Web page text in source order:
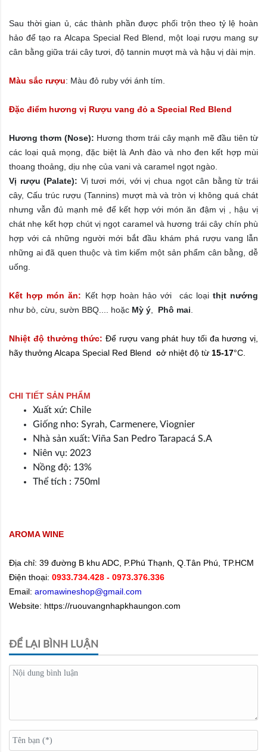
Sau thời gian ủ, các thành phần được phối trộn theo tỷ lệ hoàn
hảo để tạo ra Alcapa Special Red Blend, một loại rượu mang sự
cân bằng giữa trái cây tươi, độ tannin mượt mà và hậu vị dài mịn.
Màu sắc rượu: Màu đỏ ruby với ánh tím.
Đặc điểm hương vị Rượu vang đỏ a Special Red Blend
Hương thơm (Nose): Hương thơm trái cây mạnh mẽ đầu tiên từ
các loại quả mọng, đặc biệt là Anh đào và nho đen kết hợp mùi
thoang thoảng, dịu nhẹ của vani và caramel ngọt ngào.
Vị rượu (Palate): Vị tươi mới, với vị chua ngọt cân bằng từ trái
cây, Cấu trúc rượu (Tannins) mượt mà và tròn vị không quá chát
nhưng vẫn đủ mạnh mẻ để kết hợp với món ăn đậm vị , hậu vị
chát nhẹ kết hợp chút vị ngọt caramel và hương trái cây chín phù
hợp với cả những người mới bắt đầu khám phá rượu vang lẫn
những ai đã quen thuộc và tìm kiếm một sản phẩm cân bằng, dễ
uống.
Kết hợp món ăn: Kết hợp hoàn hảo với các loại thịt nướng
như bò, cừu, sườn BBQ.... hoặc Mỳ ý Phô mai
Nhiệt độ thưởng thức: Để rượu vang phát huy tối đa hương vị,
hãy thưởng Alcapa Special Red Blend cở nhiệt độ từ 15-17°C.
CHI TIẾT SẢN PHẨM
Xuất xứ: Chile
Giống nho: Syrah, Carmenere, Viognier
Nhà sản xuất: Viña San Pedro Tarapacá S.A
Niên vụ: 2023
Nồng độ: 13%
Thể tích : 750ml
AROMA WINE
Địa chỉ: 39 đường B khu ADC, P.Phú Thạnh, Q.Tân Phú, TP.HCM
Điện thoại: 0933.734.428 - 0973.376.336
Email: aromawineshop@gmail.com
Website: https://ruouvangnhapkhaungon.com
ĐỂ LẠI BÌNH LUẬN